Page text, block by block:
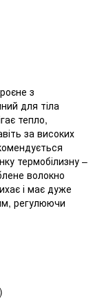
з
для тіла
тепло,
за високих
термобілизну –
волокно
і має дуже
регулюючи